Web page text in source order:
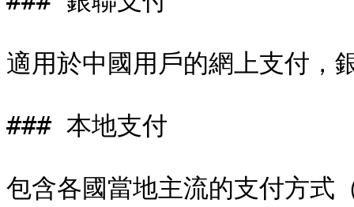
適用於中國用戶的網上支付，
### 本地支付
包含各國當地主流的支付方式